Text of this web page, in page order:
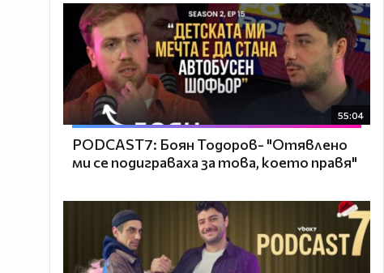
55:04
PODCAST7: ‪Боян Тодоров- "Отявлено
ми се подиграваха за това, което правя"